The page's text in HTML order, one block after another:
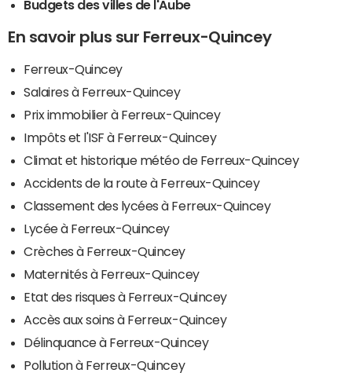
Budgets des villes de l'Aube
En savoir plus sur Ferreux-Quincey
Ferreux-Quincey
Salaires à Ferreux-Quincey
Prix immobilier à Ferreux-Quincey
Impôts et l'ISF à Ferreux-Quincey
Climat et historique météo de Ferreux-Quincey
Accidents de la route à Ferreux-Quincey
Classement des lycées à Ferreux-Quincey
Lycée à Ferreux-Quincey
Crèches à Ferreux-Quincey
Maternités à Ferreux-Quincey
Etat des risques à Ferreux-Quincey
Accès aux soins à Ferreux-Quincey
Délinquance à Ferreux-Quincey
Pollution à Ferreux-Quincey